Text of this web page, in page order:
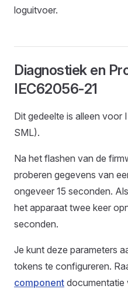
loguitvoer.
Diagnostiek en
IEC62056-21
Dit gedeelte is alleen voor
SML).
Na het flashen van de
proberen gegevens van
ongeveer 15 seconden.
het apparaat twee keer
seconden.
Je kunt deze parameters
tokens te configureren.
component documentatie